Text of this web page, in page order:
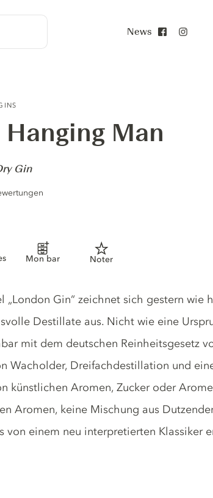
News
Hanging Man
Gin
:
Mon bar Noter
„London Gin“ zeichnet sich gestern
Destillate aus. Nicht wie eine
mit dem deutschen Reinheitsgesetz
Wacholder, Dreifachdestillation und
künstlichen Aromen, Zucker oder
Aromen, keine Mischung aus
von einem neu interpretierten Klassiker